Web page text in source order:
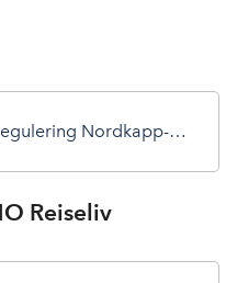
Høringssvar_områderegulering Nordkapp-halvøya.pdf
Reiseliv